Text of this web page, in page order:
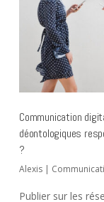
Communication
déontologiques
?
Alexis |
Publier sur les